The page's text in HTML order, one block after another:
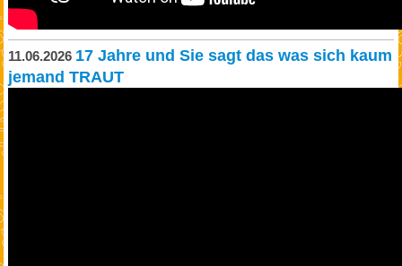
11.06.2026 17 Jahre und Sie sagt das was sich kaum
jemand TRAUT